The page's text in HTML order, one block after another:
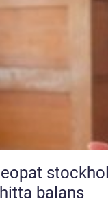
stockholm när kroppen
balans